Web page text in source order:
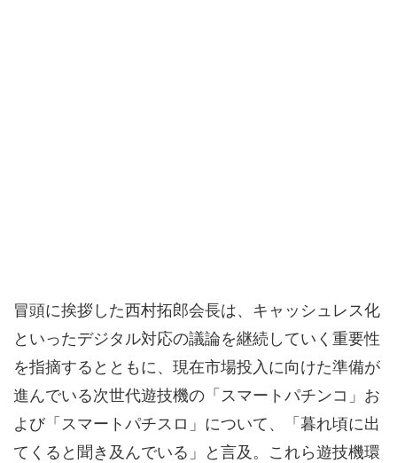
冒頭に挨拶した西村拓郎会長は、キャッシュレス化
といったデジタル対応の議論を継続していく重要性
を指摘するとともに、現在市場投入に向けた準備が
進んでいる次世代遊技機の「スマートパチンコ」お
よび「スマートパチスロ」について、「暮れ頃に出
てくると聞き及んでいる」と言及。これら遊技機環